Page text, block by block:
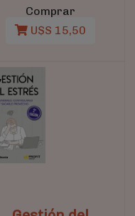
Comprar
U$S 15,50